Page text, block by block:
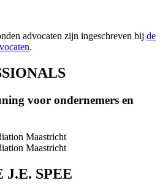
advocaten zijn ingeschreven bij de
.
voor ondernemers en
SPEE